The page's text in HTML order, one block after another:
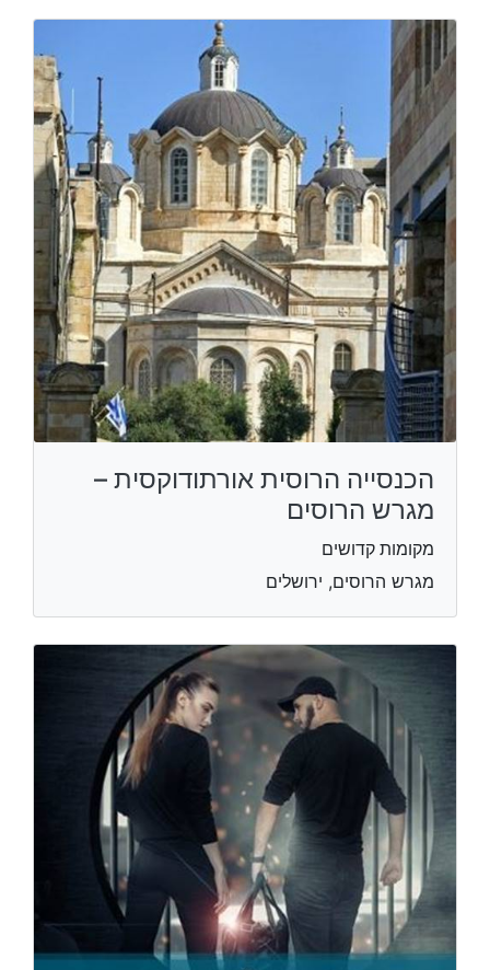
הכנסייה הרוסית אורתודוקסית –
מגרש הרוסים
מקומות קדושים
מגרש הרוסים, ירושלים